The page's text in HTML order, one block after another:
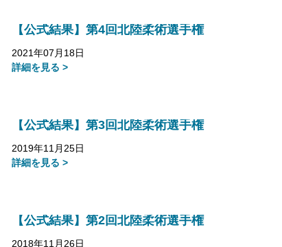
【公式結果】第4回北陸柔術選手権
2021年07月18日
詳細を見る >
【公式結果】第3回北陸柔術選手権
2019年11月25日
詳細を見る >
【公式結果】第2回北陸柔術選手権
2018年11月26日